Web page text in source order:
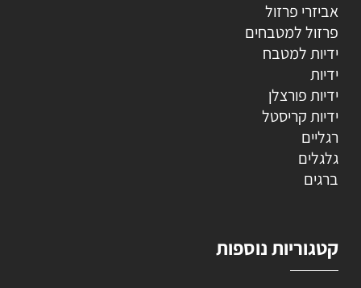
אביזרי פרזול
פרזול למטבחים
ידיות למטבח
ידיות
ידיות פורצלן
ידיות קריסטל
רגליים
גלגלים
ברגים
קטגוריות נוספות